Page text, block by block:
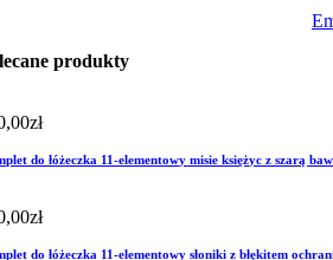
produkty
zł
do łóżeczka 11-elementowy misie księżyc z szarą
zł
do łóżeczka 11-elementowy słoniki z błękitem